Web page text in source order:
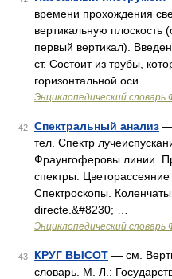
времени прохождения
вертикальную
первый вертикал).
ст. Состоит из трубы,
горизонтальной оси …
Энциклопедический
42 Спектральный анализ —
тел. Спектр
Фраунгоферовы линии.
спектры.
Спектроскопы.
directe.&#8230; …
Энциклопедический
43 КРУГ ВЫСОТ — см.
словарь. М. Л.: